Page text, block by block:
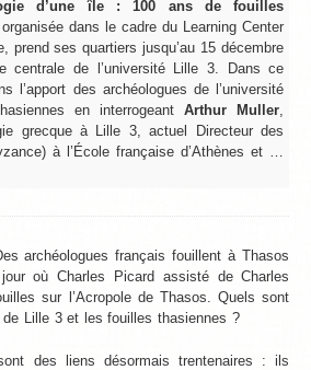
d’une île : 100 ans de fouilles
dans le cadre du Learning Center
prend ses quartiers jusqu’au 15 décembre
centrale de l’université Lille 3. Dans ce
l’apport des archéologues de l’université
en interrogeantArthur Muller
grecque à Lille 3, actuel Directeur des
à l’École française d’Athènes et …
archéologues français fouillent à Thasos
où Charles Picard assisté de Charles
sur l’Acropole de Thasos. Quels sont
Lille 3 et les fouilles thasiennes ?
des liens désormais trentenaires : ils